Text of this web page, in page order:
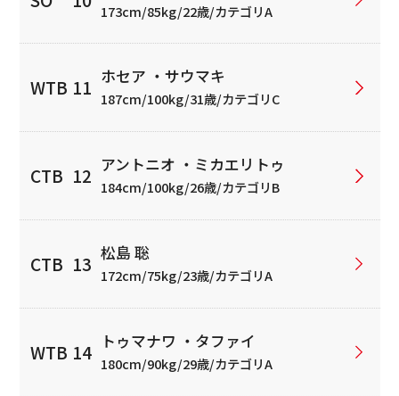
173cm/85kg/22歳/カテゴリA
ホセア ・サウマキ
187cm/100kg/31歳/カテゴリC
アントニオ ・ミカエリトゥ
184cm/100kg/26歳/カテゴリB
松島 聡
172cm/75kg/23歳/カテゴリA
トゥマナワ ・タファイ
180cm/90kg/29歳/カテゴリA